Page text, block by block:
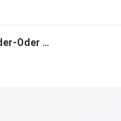
Wir beantworten crazy Entweder-Oder Fragen..